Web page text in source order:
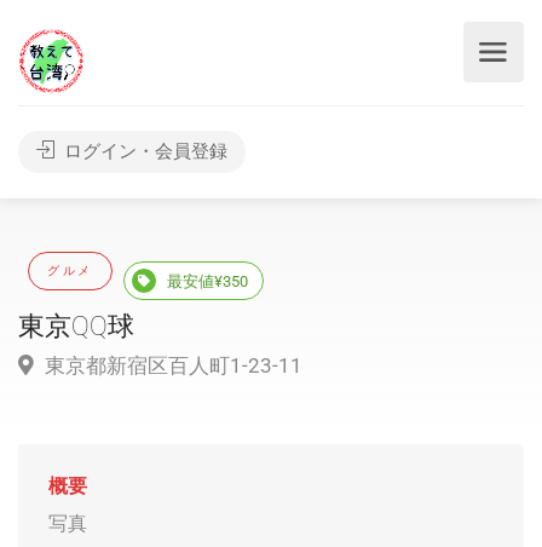
ログイン・会員登録
グルメ
最安値¥350
東京QQ球
東京都新宿区百人町1-23-11
概要
写真